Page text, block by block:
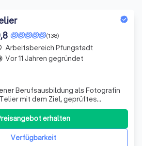
(138)
Berufsausbildung als Fotografin
mit dem Ziel, geprüftes
Leidenschaft zu vereinen, im
Auf Rund 90 Quadratmetern stellen
Requisiten und Accessoires
verwirkl
Verfügbarkeit
erhalten
Arbeitsbereich Pfungstadt
Vor 11 Jahren gegründet